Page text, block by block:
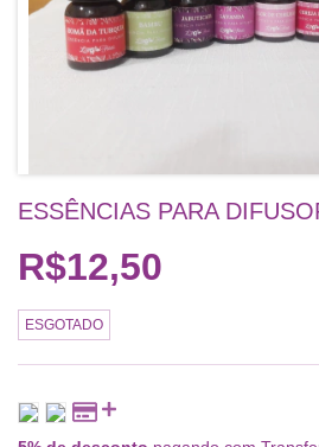
ESSÊNCIAS PARA
R$12,50
ESGOTADO